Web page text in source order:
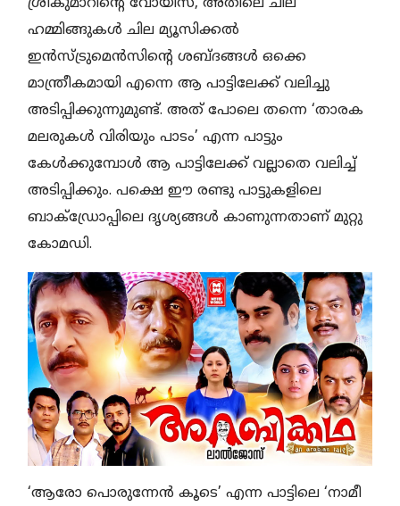
ശ്രീകുമാറിന്റെ വോയിസ്, അതിലെ ചില
ഹമ്മിങ്ങുകൾ ചില മ്യൂസിക്കൽ
ഇൻസ്ട്രുമെൻസിന്റെ ശബ്ദങ്ങൾ ഒക്കെ
മാന്ത്രീകമായി എന്നെ ആ പാട്ടിലേക്ക് വലിച്ചു
അടിപ്പിക്കുന്നുമുണ്ട്. അത് പോലെ തന്നെ ‘താരക
മലരുകൾ വിരിയും പാടം’ എന്ന പാട്ടും
കേൾക്കുമ്പോൾ ആ പാട്ടിലേക്ക് വല്ലാതെ വലിച്ച്
അടിപ്പിക്കും. പക്ഷെ ഈ രണ്ടു പാട്ടുകളിലെ
ബാക്ഡ്രോപ്പിലെ ദൃശ്യങ്ങൾ കാണുന്നതാണ് മുറ്റു
കോമഡി.
‘ആരോ പൊരുന്നേൻ കൂടെ’ എന്ന പാട്ടിലെ ‘നാമീ